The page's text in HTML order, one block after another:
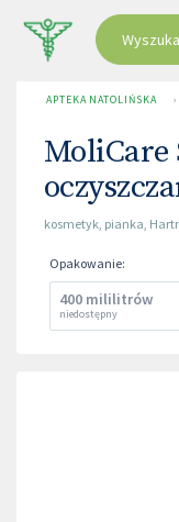
APTEKA NATOLIŃSKA ›
MoliCare
kosmetyk, pianka,
Opakowanie:
400 mililitrów
niedostępny